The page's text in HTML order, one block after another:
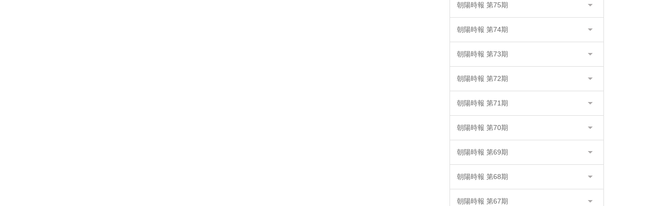
朝陽時報 第75期
朝陽時報 第74期
朝陽時報 第73期
朝陽時報 第72期
朝陽時報 第71期
朝陽時報 第70期
朝陽時報 第69期
朝陽時報 第68期
朝陽時報 第67期